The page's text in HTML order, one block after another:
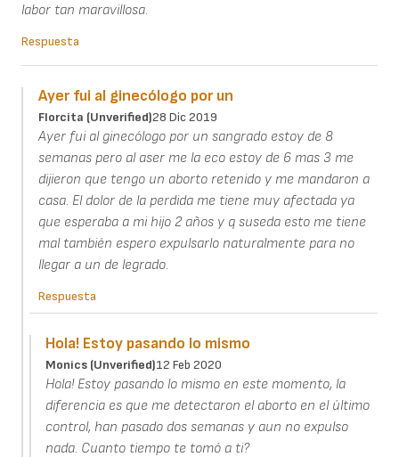
labor tan maravillosa.
Respuesta
Ayer fui al ginecólogo por un
Florcita (unverified)28 Dic 2019
Ayer fui al ginecólogo por un sangrado estoy de 8
semanas pero al aser me la eco estoy de 6 mas 3 me
dijieron que tengo un aborto retenido y me mandaron a
casa. El dolor de la perdida me tiene muy afectada ya
que esperaba a mi hijo 2 años y q suseda esto me tiene
mal también espero expulsarlo naturalmente para no
llegar a un de legrado.
Respuesta
Hola! Estoy pasando lo mismo
Monics (unverified)12 Feb 2020
Hola! Estoy pasando lo mismo en este momento, la
diferencia es que me detectaron el aborto en el último
control, han pasado dos semanas y aun no expulso
nada. Cuanto tiempo te tomó a ti?